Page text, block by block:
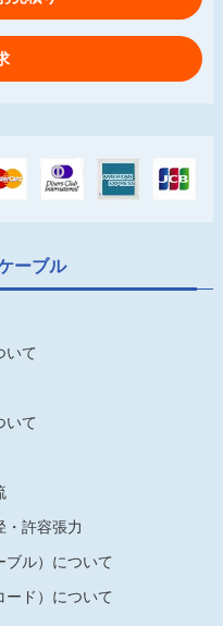
ーブル
いて
いて
・許容張力
ブル）について
ード）について